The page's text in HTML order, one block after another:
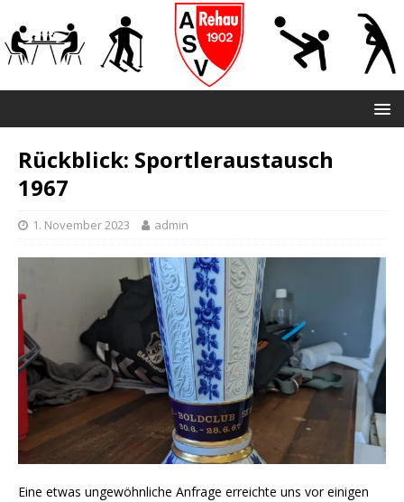
Rückblick: Sportleraustausch
1967
1. November 2023 admin
Eine etwas ungewöhnliche Anfrage erreichte uns vor einigen